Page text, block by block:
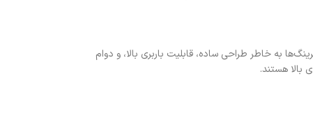
به خاطر طراحی ساده، قابلیت باربری بالا، و دوام
بالا هستند.